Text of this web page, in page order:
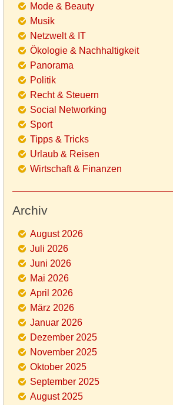
Mode & Beauty
Musik
Netzwelt & IT
Ökologie & Nachhaltigkeit
Panorama
Politik
Recht & Steuern
Social Networking
Sport
Tipps & Tricks
Urlaub & Reisen
Wirtschaft & Finanzen
Archiv
August 2026
Juli 2026
Juni 2026
Mai 2026
April 2026
März 2026
Januar 2026
Dezember 2025
November 2025
Oktober 2025
September 2025
August 2025